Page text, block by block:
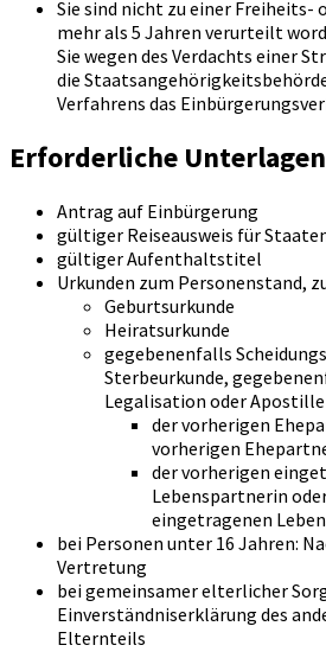
Sie sind nicht zu einer Freiheits-
mehr als 5 Jahren verurteilt
Sie wegen des Verdachts einer
die
Verfahrens das
Erforderliche Unterlagen
Antrag auf Einbürgerung
gültiger Reiseausweis für
gültiger Aufenthaltstitel
Urkunden zum Personenstand,
Geburtsurkunde
Heiratsurkunde
gegebenenfalls
Sterbeurkunde,
Legalisation oder Apostille
der vorherigen
vorherigen
der vorherigen
Lebenspartnerin
eingetragenen
bei Personen unter 16 Jahren:
Vertretung
bei gemeinsamer elterlicher
Einverständniserklärung des
Elternteils